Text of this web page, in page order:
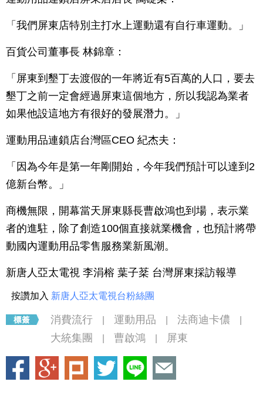
「我們屏東店特別主打水上運動還有自行車運動。」
百貨公司董事長 林錦章：
「屏東到墾丁去渡假的一年將近有5百萬的人口，要去
墾丁之前一定會經過屏東這個地方，所以我認為業者
如果他設這地方有很好的發展潛力。」
運動用品連鎖店台灣區CEO 紀杰夫：
「因為今年是第一年剛開始，今年我們預計可以達到2
億新台幣。」
商機無限，開幕當天屏東縣長曹啟鴻也到場，表示業
者的進駐，除了創造100個直接就業機會，也預計將帶
動國內運動用品零售服務業新風潮。
新唐人亞太電視 李涓榕 葉子棻 台灣屏東採訪報導
按讚加入 新唐人亞太電視台粉絲團
消費流行 運動用品 法商迪卡儂
大統集團 曹啟鴻 屏東